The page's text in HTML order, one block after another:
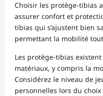
Choisir les protège-tibias
assurer confort et
tibias qui s’ajustent bien
permettant la mobilité
Les protège-tibias
matériaux, y compris la
Considérez le niveau de
personnelles lors du